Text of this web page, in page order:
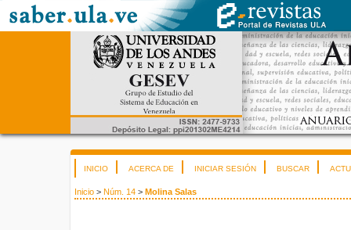
INICIO ACERCA DE INICIAR SESIÓN BUSCAR
Inicio > Núm. 14 > Molina Salas